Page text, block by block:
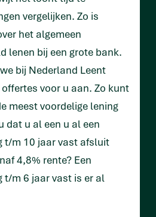
vergelijken. Zo is
het algemeen
lenen bij een grote bank.
bij Nederland Leent
voor u aan. Zo kunt
meest voordelige lening
dat u al een u al een
t/m 10 jaar vast afsluit
4,8% rente? Een
t/m 6 jaar vast is er al